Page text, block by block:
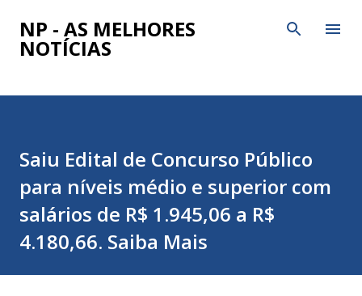
Pular para o conteúdo principal
NP - AS MELHORES
NOTÍCIAS
Saiu Edital de Concurso Público
para níveis médio e superior com
salários de R$ 1.945,06 a R$
4.180,66. Saiba Mais